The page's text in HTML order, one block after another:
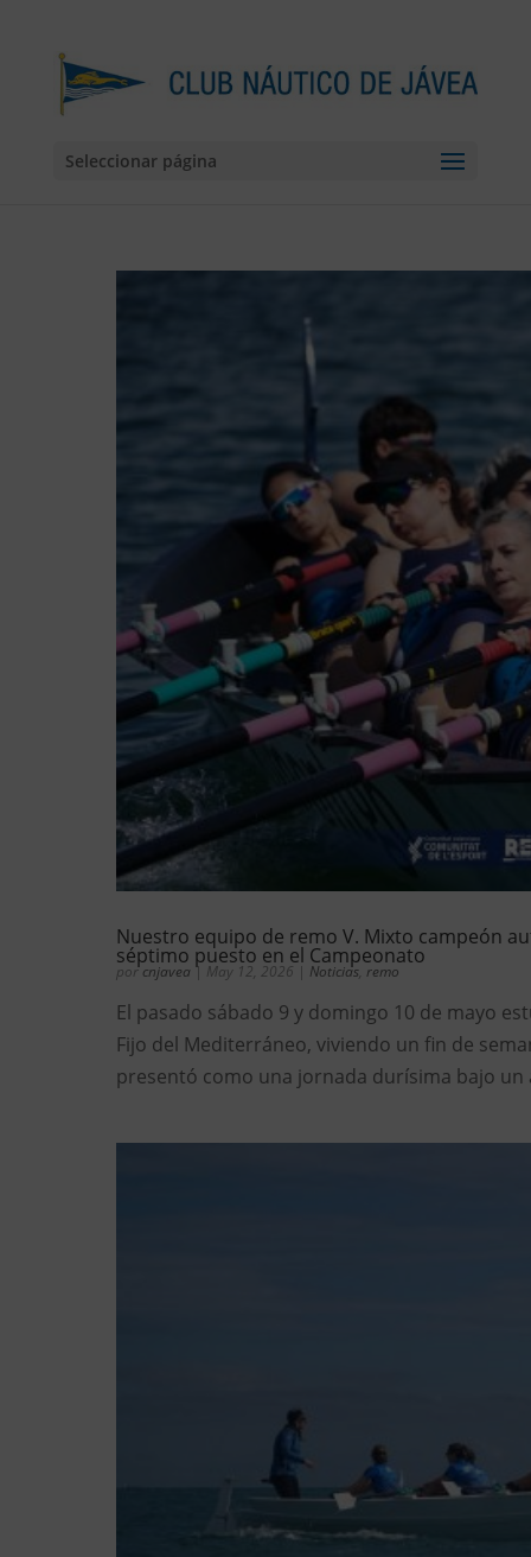
Seleccionar página
Nuestro equipo de remo V. Mixto campeón
séptimo puesto en el Campeonato
porcnjavea | May 12, 2026 | Noticias remo
El pasado sábado 9 y domingo 10 de mayo
Fijo del Mediterráneo, viviendo un fin de
presentó como una jornada durísima bajo